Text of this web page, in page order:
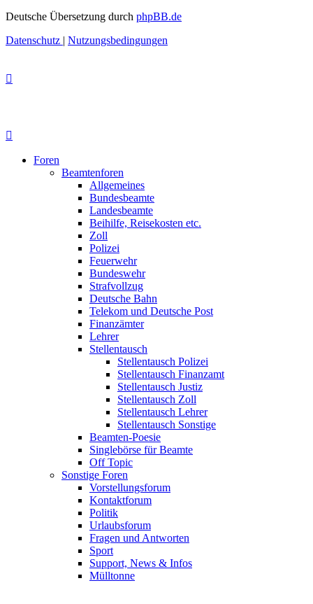
Deutsche Übersetzung durch phpBB.de
Datenschutz | Nutzungsbedingungen
Foren
Beamtenforen
Allgemeines
Bundesbeamte
Landesbeamte
Beihilfe, Reisekosten etc.
Zoll
Polizei
Feuerwehr
Bundeswehr
Strafvollzug
Deutsche Bahn
Telekom und Deutsche Post
Finanzämter
Lehrer
Stellentausch
Stellentausch Polizei
Stellentausch Finanzamt
Stellentausch Justiz
Stellentausch Zoll
Stellentausch Lehrer
Stellentausch Sonstige
Beamten-Poesie
Singlebörse für Beamte
Off Topic
Sonstige Foren
Vorstellungsforum
Kontaktforum
Politik
Urlaubsforum
Fragen und Antworten
Sport
Support, News & Infos
Mülltonne